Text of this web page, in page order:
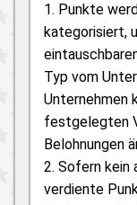
1. Punkte
kategorisiert,
Typ vom
Unternehmen
festgelegten
Belohnungen
2. Sofern kein
verdiente